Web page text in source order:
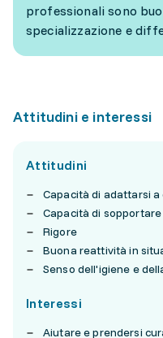
professionali sono
specializzazione e
Attitudini e interessi
Attitudini
Capacità di adattarsi
Capacità di
Rigore
Buona reattività in
Senso dell'igiene e
Interessi
Aiutare e prendersi